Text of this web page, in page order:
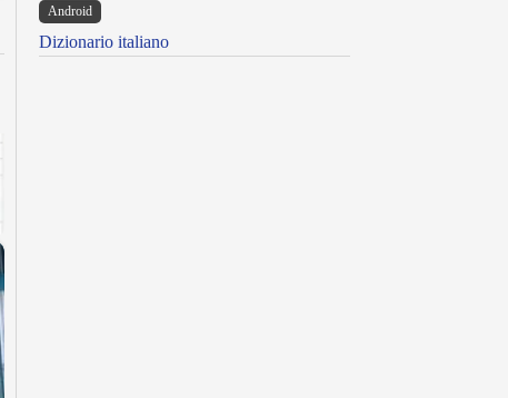
Android
Dizionario italiano